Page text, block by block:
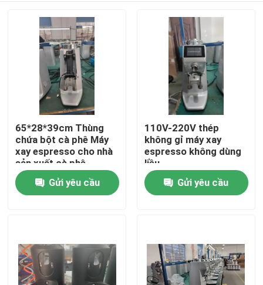
Nhà
Các sản phẩm
Về chúng tôi
65*28*39cm Thùng
chứa bột cà phê Máy
xay espresso cho nhà
sản xuất cà phê
Gửi yêu cầu
110V-220V thép
không gỉ máy xay
espresso không dùng
liều
Gửi yêu cầu